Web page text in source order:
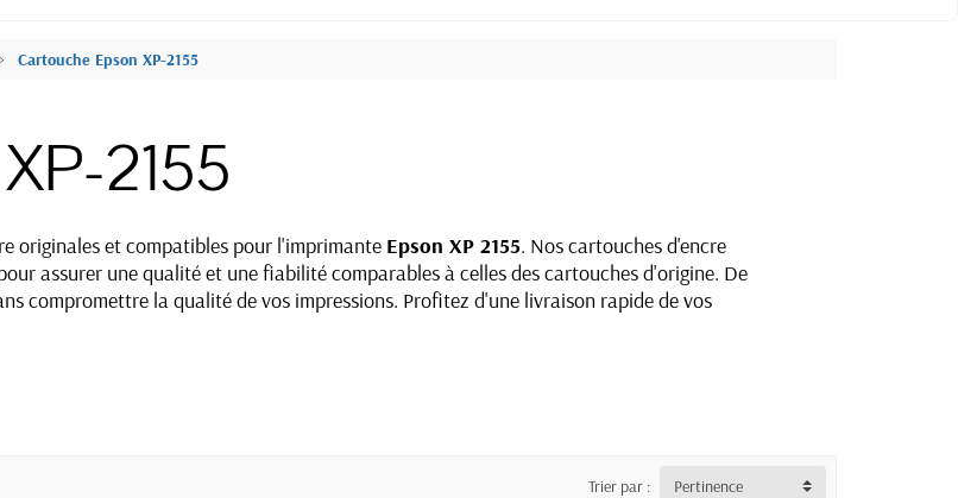
Cartouche Epson XP-2155
2155
originales et compatibles pour l'imprimante Epson XP 2155. Nos cartouches d'encre
assurer une qualité et une fiabilité comparables à celles des cartouches d'origine. De
compromettre la qualité de vos impressions. Profitez d'une livraison rapide de vos
Trier par : Pertinence